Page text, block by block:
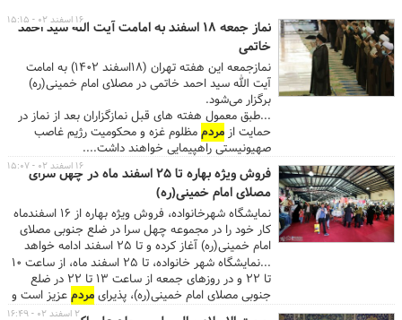
معظم انقلاب
گزارش تصویری| مراسم نماز بر پیکر امام شهید انقلاب اسلامی ایران
گزارش تصویری| مراسم بزرگداشت آقای شهید ایران
نماز جمعه ۱۸ اسفند به امامت آیت الله سید احمد
خاتمی
نمازجمعه این هفته تهران (۱۸اسفند ۱۴۰۲) به امامت
آیت الله سید احمد خاتمی در مصلای امام خمینی(ره)
برگزار می‌شود.
...طبق معمول هفته های قبل نمازگزاران بعد از نماز در
حمایت ازمردممظلوم غزه و محکومیت رژیم غاصب
صهیونیستی راهپیمایی خواهند داشت....
۱۶ اسفند ۰۲ - ۱۵:۱۵
فروش ویژه بهاره تا ۲۵ اسفند ماه در چهل سرای
مصلای امام خمینی(ره)
نمایشگاه شهرخانواده، فروش ویژه بهاره از ۱۶ اسفندماه
کار خود را در مجموعه چهل سرا در ضلع جنوبی مصلای
امام خمینی(ره) آغاز کرده و تا ۲۵ اسفند ادامه خواهد
داشت.
...نمایشگاه شهر خانواده، تا ۲۵ اسفند ماه، از ساعت ۱۰
تا ۲۲ و در روزهای جمعه از ساعت ۱۳ تا ۲۲ در ضلع
جنوبی مصلای امام خمینی(ره)، پذیرایمردمعزیز است و
علاقمندان می‌توانند با استفاده از ورودی شماره یک چهل
۱۶ اسفند ۰۲ - ۱۵:۰۷
۲ اسفند ۰۲ - ۱۶:۴۹